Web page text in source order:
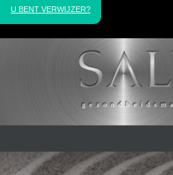
U BENT VERWIJZER?